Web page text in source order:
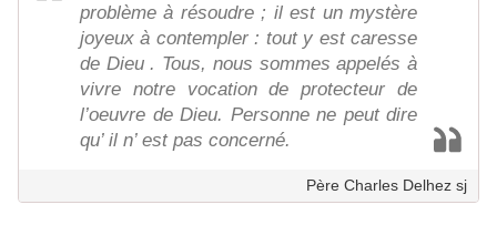
problème à résoudre ; il est un mystère
joyeux à contempler : tout y est caresse
de Dieu . Tous, nous sommes appelés à
vivre notre vocation de protecteur de
l’oeuvre de Dieu. Personne ne peut dire
qu’ il n’ est pas concerné.
Père Charles Delhez sj